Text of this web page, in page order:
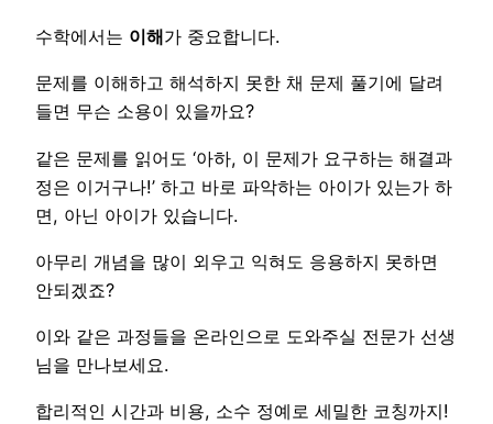
수학에서는 이해가 중요합니다.
문제를 이해하고 해석하지 못한 채 문제 풀기에 달려
들면 무슨 소용이 있을까요?
같은 문제를 읽어도 ‘아하, 이 문제가 요구하는 해결과
정은 이거구나!’ 하고 바로 파악하는 아이가 있는가 하
면, 아닌 아이가 있습니다.
아무리 개념을 많이 외우고 익혀도 응용하지 못하면
안되겠죠?
이와 같은 과정들을 온라인으로 도와주실 전문가 선생
님을 만나보세요.
합리적인 시간과 비용, 소수 정예로 세밀한 코칭까지!